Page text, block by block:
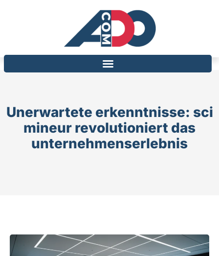
Unerwartete erkenntnisse: sci
mineur revolutioniert das
unternehmenserlebnis